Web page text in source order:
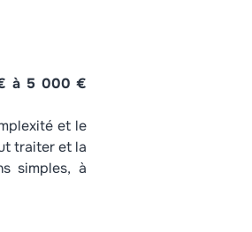
à 5 000 €
et le
traiter et la
simples, à